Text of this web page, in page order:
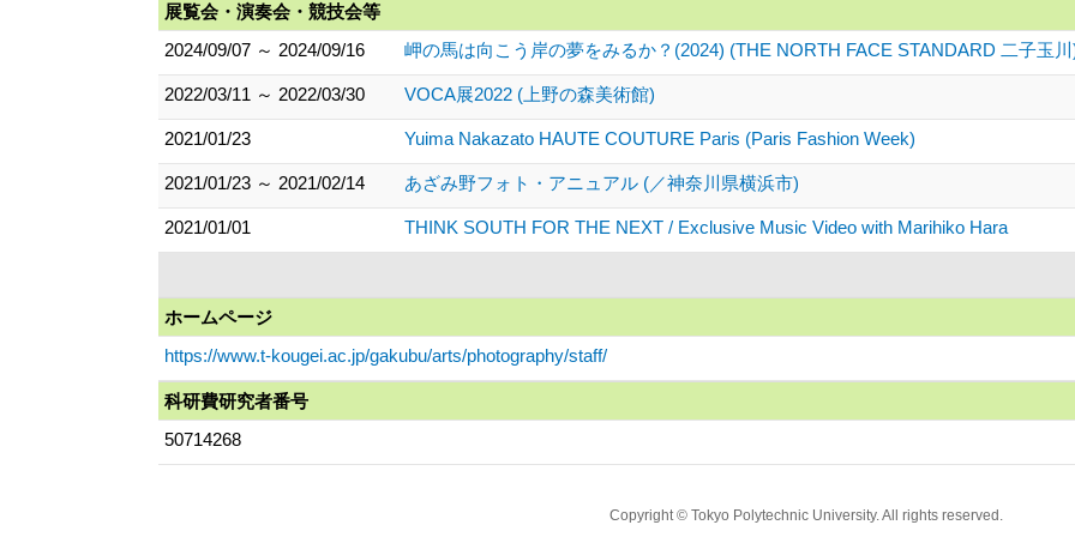
展覧会・演奏会・競技会等
2024/09/07 ～ 2024/09/16
岬の馬は向こう岸の夢をみるか？(2024) (THE NORTH FACE STANDARD 二子玉川
2022/03/11 ～ 2022/03/30 VOCA展2022 (上野の森美術館)
2021/01/23 Yuima Nakazato HAUTE COUTURE Paris (Paris Fashion Week)
2021/01/23 ～ 2021/02/14 あざみ野フォト・アニュアル (／神奈川県横浜市)
2021/01/01 THINK SOUTH FOR THE NEXT / Exclusive Music Video with Marihiko Hara
ホームページ
https://www.t-kougei.ac.jp/gakubu/arts/photography/staff/
科研費研究者番号
50714268
Copyright © Tokyo Polytechnic University. All rights reserved.